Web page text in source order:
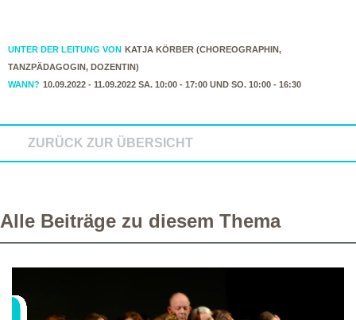
UNTER DER LEITUNG VON KATJA KÖRBER (CHOREOGRAPHIN,
TANZPÄDAGOGIN, DOZENTIN)
WANN? 10.09.2022 - 11.09.2022 SA. 10:00 - 17:00 UND SO. 10:00 - 16:30
ZURÜCK ZUR ÜBERSICHT
Alle Beiträge zu diesem Thema